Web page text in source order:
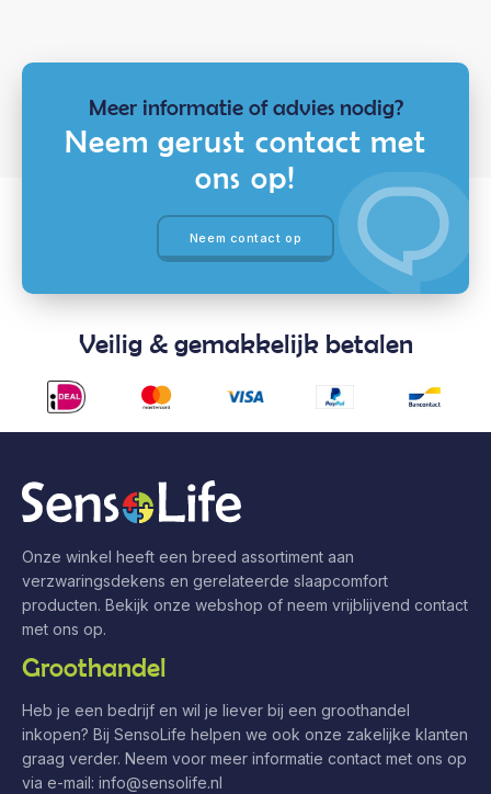
Meer informatie of advies nodig?
Neem gerust contact met
ons op!
Neem contact op
Veilig & gemakkelijk betalen
Onze winkel heeft een breed assortiment aan
verzwaringsdekens en gerelateerde slaapcomfort
producten. Bekijk onze webshop of neem vrijblijvend contact
met ons op.
Groothandel
Heb je een bedrijf en wil je liever bij een groothandel
inkopen? Bij SensoLife helpen we ook onze zakelijke klanten
graag verder. Neem voor meer informatie contact met ons op
via e-mail: info@sensolife.nl